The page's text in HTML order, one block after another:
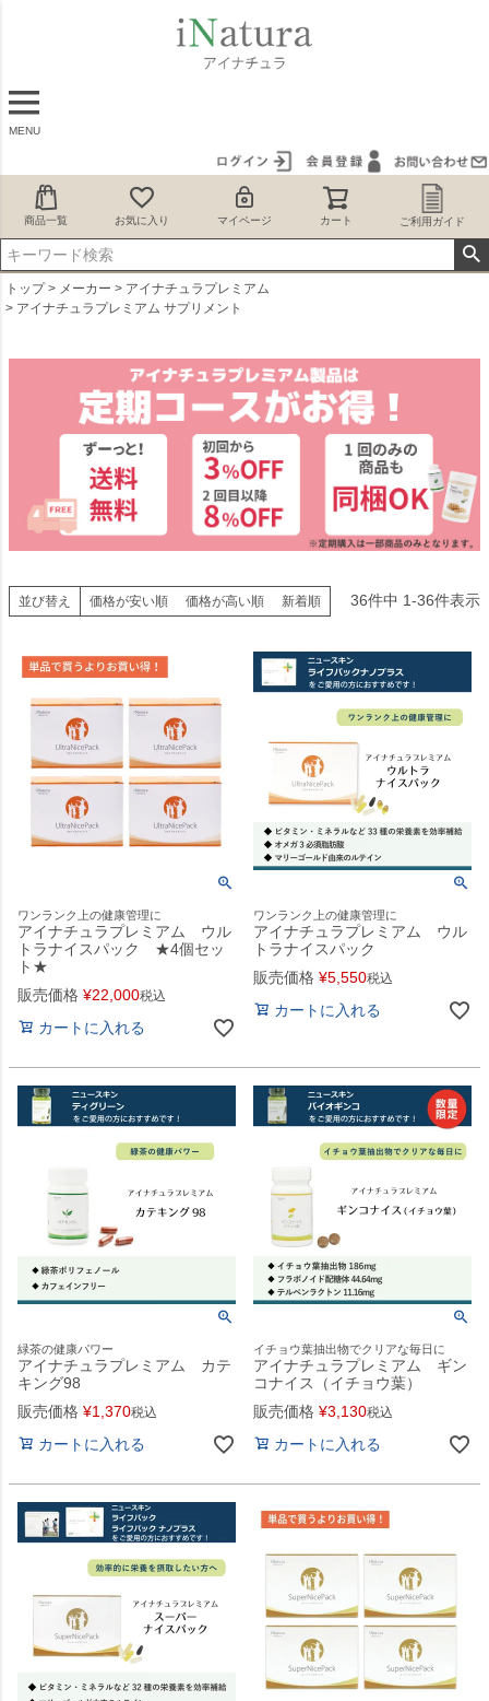
MENU
商品一覧 お気に入り マイページ カート ご利用ガイド
トップ メーカー
アイナチュラプレミアム
アイナチュラプレミアム サプリメント
並び替え 価格が安い順 価格が高い順 新着順 36件中 1-36件表示
ワンランク上の健康管理に
アイナチュラプレミアム ウル
トラナイスパック ★4個セッ
ト★
販売価格 ¥22,000税込
カートに入れる
ワンランク上の健康管理に
アイナチュラプレミアム ウル
トラナイスパック
販売価格 ¥5,550税込
カートに入れる
緑茶の健康パワー
アイナチュラプレミアム カテ
キング98
販売価格 ¥1,370税込
カートに入れる
イチョウ葉抽出物でクリアな毎日に
アイナチュラプレミアム ギン
コナイス（イチョウ葉）
販売価格 ¥3,130税込
カートに入れる